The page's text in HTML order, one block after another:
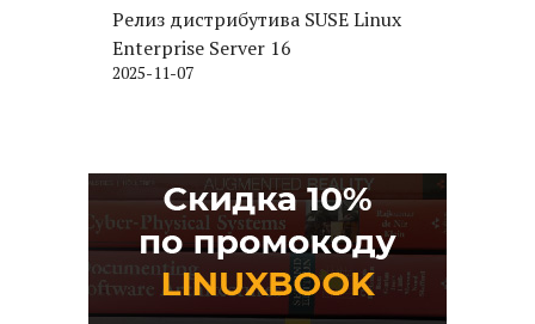
Релиз дистрибутива SUSE Linux
Enterprise Server 16
2025-11-07